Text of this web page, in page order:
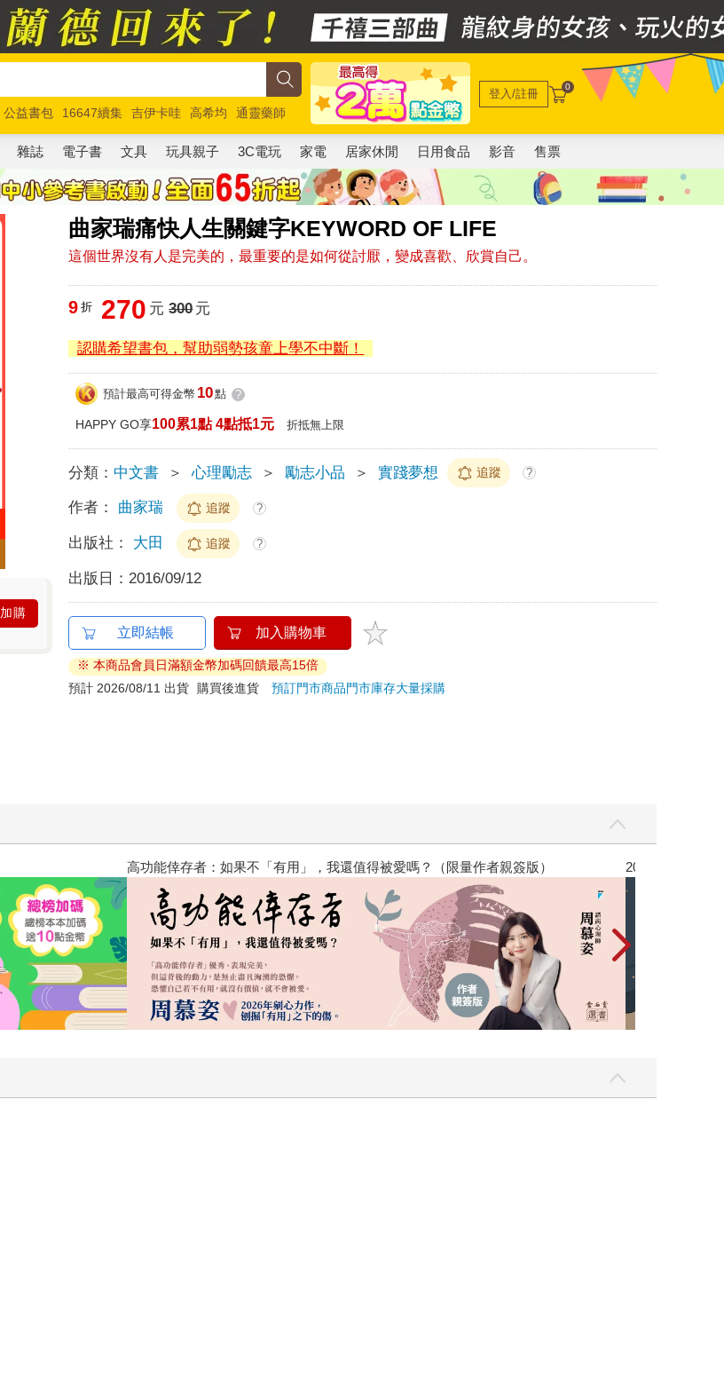
公益書包 16647續集 吉伊卡哇 高希均
通靈藥師
馬斯克 玩具總動員5 超慢跑
登入/註冊 0
雜誌 電子書 文具 玩具親子 3C電玩 家電 居家休閒 日用食品 影音 售票
曲家瑞痛快人生關鍵字KEYWORD OF LIFE
這個世界沒有人是完美的，最重要的是如何從討厭，變成喜歡、欣賞自己。
加購
9 折 270 元 300元
認購希望書包，幫助弱勢孩童上學不中斷！
預計最高可得金幣 10點 ?
HAPPY GO享100累1點 4點抵1元 折抵無上限
分類： 中文書 ＞ 心理勵志 ＞ 勵志小品 ＞ 實踐夢想 追蹤 ?
作者： 曲家瑞 追蹤 ?
出版社： 大田 追蹤 ?
出版日： 2016/09/12
立即結帳 加入購物車
※ 本商品會員日滿額金幣加碼回饋最高15倍
預計 2026/08/11 出貨
購買後進貨預訂門市商品門市庫存大量採購
高功能倖存者：如果不「有用」，我還值得被愛嗎？（限量作者親簽版） 2026年8月金石